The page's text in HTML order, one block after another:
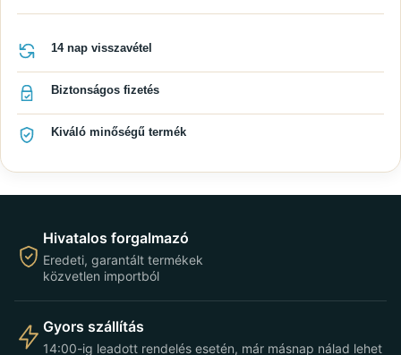
14 nap visszavétel
Biztonságos fizetés
Kiváló minőségű termék
Hivatalos forgalmazó
Eredeti, garantált termékek
közvetlen importból
Gyors szállítás
14:00-ig leadott rendelés esetén, már másnap nálad lehet